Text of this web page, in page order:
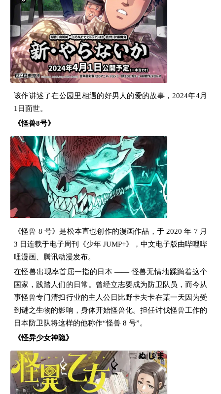
该作讲述了在公园里相遇的好男人的爱的故事，2024年4月
1日面世。
《怪兽8号》
《怪兽 8 号》是松本直也创作的漫画作品，于 2020 年 7 月
3 日连载于电子周刊《少年 JUMP+》，中文电子版由哔哩哔
哩漫画、腾讯动漫发布。
在怪兽出现率首屈一指的日本 —— 怪兽无情地蹂躏着这个
国家，践踏人们的日常。曾经立志要成为防卫队员，而今从
事怪兽专门清扫行业的主人公日比野卡夫卡在某一天因为受
到谜之生物的影响，身体开始怪兽化。担任讨伐怪兽工作的
日本防卫队将这样的他称作“怪兽 8 号”。
《怪异少女神隐》